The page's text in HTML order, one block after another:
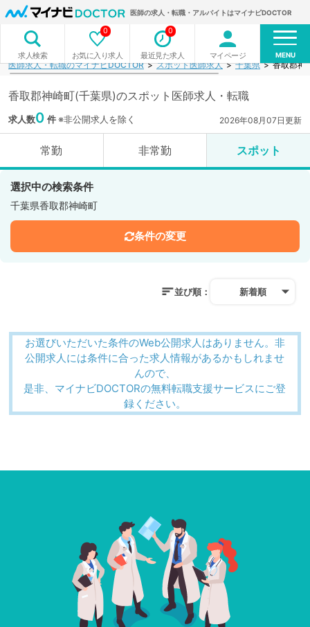
医師の求人・転職・アルバイトはマイナビDOCTOR
求人検索 お気に入り求人
0
最近見た求人
0
マイページ MENU
医師求人・転職のマイナビDOCTOR スポット医師求人 千葉県 香取郡神
香取郡神崎町(千葉県)のスポット医師求人・転職
求人数0 件※非公開求人を除く 2026年08月07日更新
常勤 非常勤 スポット
選択中の検索条件
千葉県香取郡神崎町
条件の変更
並び順： 新着順
お選びいただいた条件のWeb公開求人はありません。非
公開求人には条件に合った求人情報があるかもしれませ
んので、
是非、マイナビDOCTORの無料転職支援サービスにご登
録ください。